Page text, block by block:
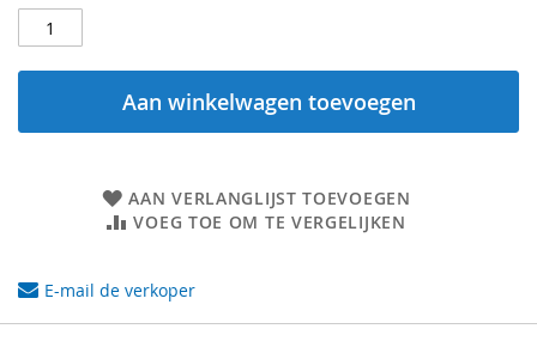
Aan winkelwagen toevoegen
AAN VERLANGLIJST TOEVOEGEN
VOEG TOE OM TE VERGELIJKEN
E-mail de verkoper